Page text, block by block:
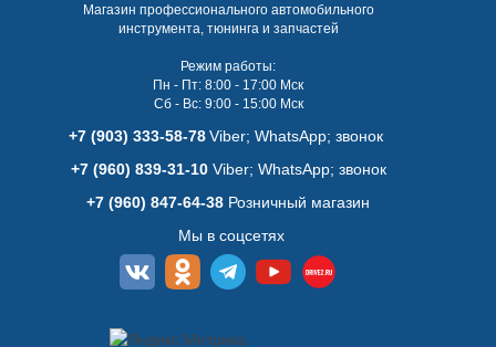
Магазин профессионального автомобильного
инструмента, тюнинга и запчастей
Режим работы:
Пн - Пт: 8:00 - 17:00 Мск
Сб - Вс: 9:00 - 15:00 Мск
+7 (903) 333-58-78 Viber; WhatsАpp; звонок
+7 (960) 839-31-10Viber; WhatsАpp; звонок
+7 (960) 847-64-38 Розничный магазин
Мы в соцсетях